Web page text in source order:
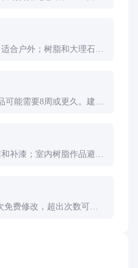
合户外；树脂和大理石细
可能需要8周或更久。建议
补漆；室内树脂作品避免
免费修改，超出次数可能